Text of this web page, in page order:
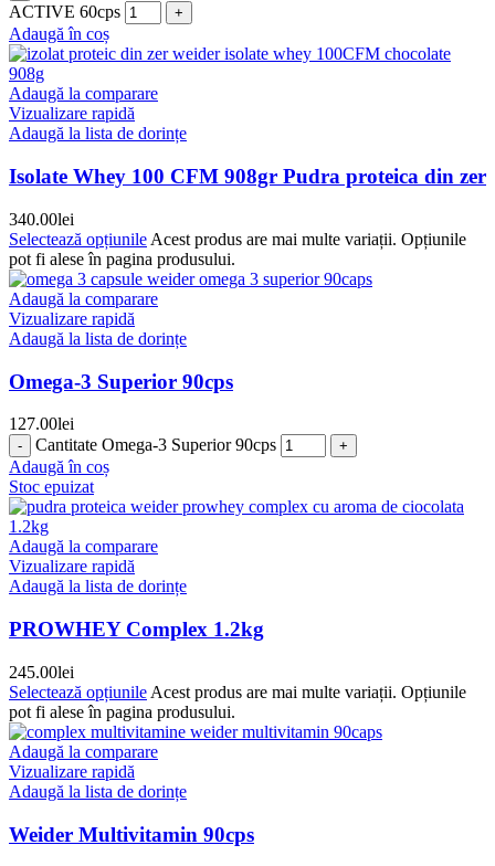
ACTIVE 60cps
Adaugă în coș
Adaugă la comparare
Vizualizare rapidă
Adaugă la lista de dorințe
Isolate Whey 100 CFM 908gr Pudra proteica din zer
340.00lei
Selectează opțiunile Acest produs are mai multe variații. Opțiunile
pot fi alese în pagina produsului.
Adaugă la comparare
Vizualizare rapidă
Adaugă la lista de dorințe
Omega-3 Superior 90cps
127.00lei
Cantitate Omega-3 Superior 90cps
Adaugă în coș
Stoc epuizat
Adaugă la comparare
Vizualizare rapidă
Adaugă la lista de dorințe
PROWHEY Complex 1.2kg
245.00lei
Selectează opțiunile Acest produs are mai multe variații. Opțiunile
pot fi alese în pagina produsului.
Adaugă la comparare
Vizualizare rapidă
Adaugă la lista de dorințe
Weider Multivitamin 90cps